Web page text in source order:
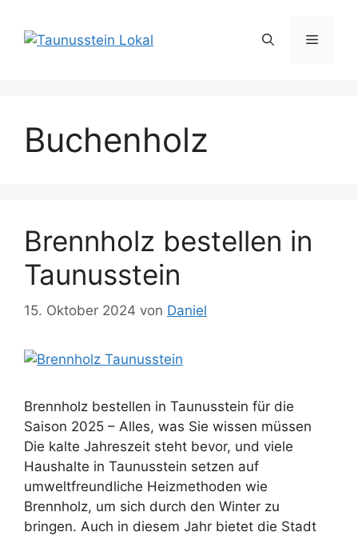
Inhalt
springen
Menü
Buchenholz
Brennholz bestellen in
Taunusstein
15. Oktober 2024 von Daniel
Brennholz bestellen in Taunusstein für die
Saison 2025 – Alles, was Sie wissen müssen
Die kalte Jahreszeit steht bevor, und viele
Haushalte in Taunusstein setzen auf
umweltfreundliche Heizmethoden wie
Brennholz, um sich durch den Winter zu
bringen. Auch in diesem Jahr bietet die Stadt